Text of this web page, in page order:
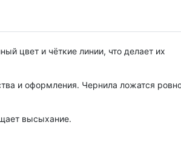
цвет и чёткие линии, что делает их
и оформления. Чернила ложатся
высыхание.